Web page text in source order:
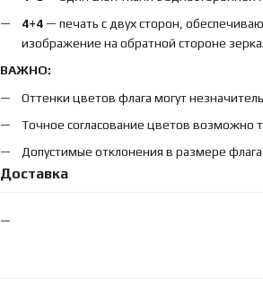
4+4— печать с двух сторон,
изображение на обратной стороне
ВАЖНО:
Оттенки цветов флага могут
Точное согласование цветов возможно
Допустимые отклонения в размере
Доставка